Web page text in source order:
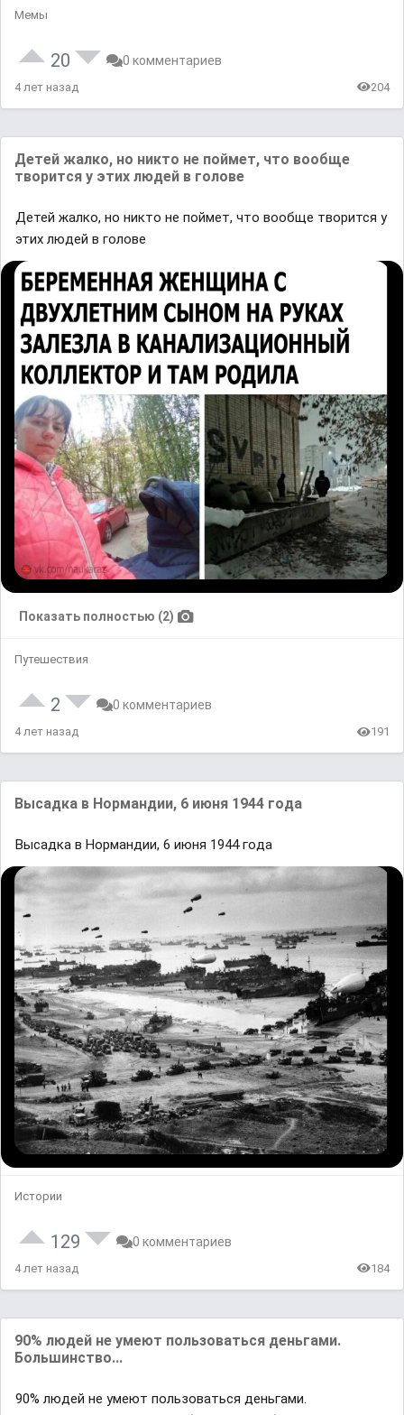
Мемы
20 0 комментариев
4 лет назад 204
Детей жалко, но никто не поймет, что вообще
творится у этих людей в голове
Детей жалко, но никто не поймет, что вообще творится у
этих людей в голове
Показать полностью (2)
Путешествия
2 0 комментариев
4 лет назад 191
Выcaдкa в Нopмандии, 6 июня 1944 гoда
Выcaдкa в Нopмандии, 6 июня 1944 гoда
Истории
129 0 комментариев
4 лет назад 184
90% людей не умеют пользоваться деньгами.
Большинство...
90% людей не умеют пользоваться деньгами.